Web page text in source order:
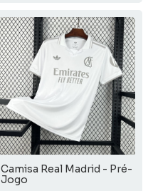
Camisa Real Madrid - Pré-
Jogo